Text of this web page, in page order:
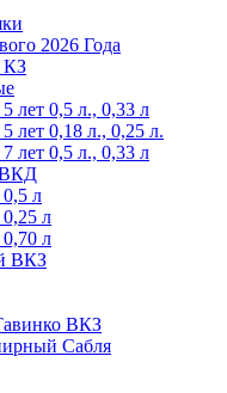
2026 Года
КЗ
лет 0,5 л., 0,33 л
лет 0,18 л., 0,25 л.
лет 0,5 л., 0,33 л
ВКД
л
л
л
ВКЗ
ВКЗ
Сабля